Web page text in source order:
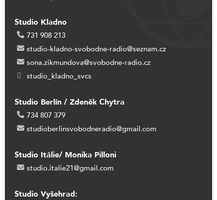
Studio Kladno
731 908 213
studio-kladno-svobodne-radio@seznam.cz
sona.zikmundova@svobodne-radio.cz
studio_kladno_svcs
Studio Berlín / Zdeněk Chytra
734 807 379
studioberlinsvobodneradio@gmail.com
Studio Itálie/ Monika Pilloni
studio.italie21@gmail.com
Studio Vyšehrad: